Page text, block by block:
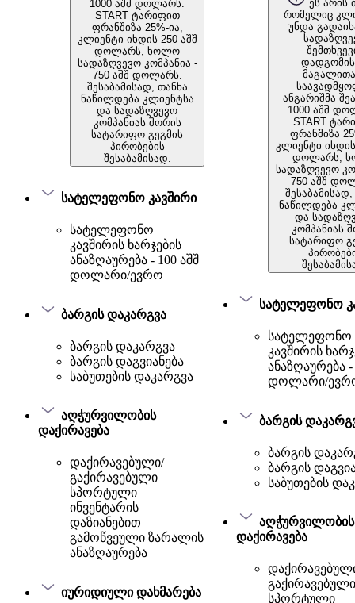
1000 აშშ დოლარს.
START ტარიფით
ფრანშიზა 25%-ია,
კლიენტი იხდის 250 აშშ
დოლარს, ხოლო
სადაზღვევო კომპანია -
750 აშშ დოლარს.
შესაბამისად, თანხა
ნაწილდება კლიენტსა
და სადაზღვევო
კომპანიას შორის
სატარიფო გეგმის
პირობების
შესაბამისად.
სატელეფონო კავშირი
სატელეფონო
კავშირის ხარჯების
ანაზღაურება - 100 აშშ
დოლარი/ევრო
ბარგის დაკარგვა
ბარგის დაკარგვა
ბარგის დაგვიანება
საბუთების დაკარგვა
აღჭურვილობის
დაქირავება
დაქირავებული/
გაქირავებული
სპორტული
ინვენტარის
დაზიანებით
გამოწვეული ზარალის
ანაზღაურება
იურიდიული დახმარება
ეს არის
რომელიც
უნდა
ანგარიშმა
1000 აშშ
START
ფრანშიზა
კლიენტი
დოლარს,
სადაზღვევო
750 აშშ
ნაწილდება
და
კომპანიას
სატარიფო
სატელეფონო
სატელეფონო
კავშირის
ანაზღაურება -
დოლარი/
ბარგის
ბარგის
ბარგის
საბუთების
აღჭურვილობის
დაქირავება
გაქირავებული
სპორტული